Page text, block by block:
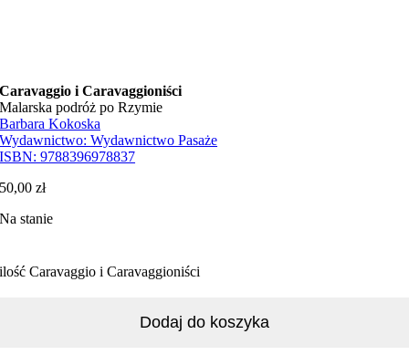
Caravaggio i Caravaggioniści
Malarska podróż po Rzymie
Barbara Kokoska
Wydawnictwo:Wydawnictwo Pasaże
ISBN:9788396978837
50,00zł
Na stanie
ilość Caravaggio i Caravaggioniści
Dodaj do koszyka